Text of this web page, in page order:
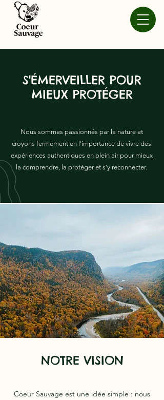
S'ÉMERVEILLER POUR
MIEUX PROTÉGER
Nous sommes passionnés par la nature et
croyons fermement en l'importance de vivre des
expériences authentiques en plein air pour mieux
la comprendre, la protéger et s'y reconnecter.
NOTRE VISION
Coeur Sauvage est une idée simple : nous